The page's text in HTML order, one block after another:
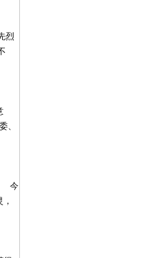
烈
、
今